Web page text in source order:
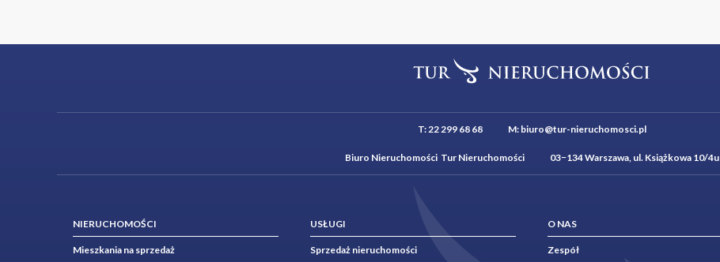
T:22 299 68 68M: biuro@tur-nieruchomosci.pl
Biuro Nieruchomości Tur Nieruchomości 03−134 Warszawa, ul. Książkowa 10/4u
NIERUCHOMOŚCI
Mieszkania na sprzedaż
USŁUGI
Sprzedaż nieruchomości
O NAS
Zespół